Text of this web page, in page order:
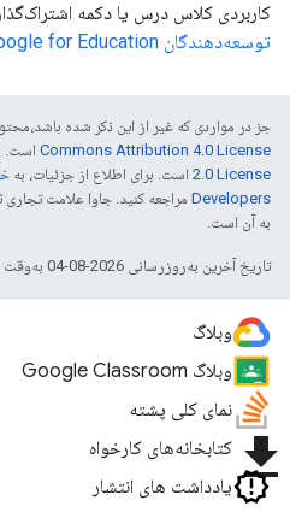
کاربردی کلاس درس یا دکمه
توسعه‌دهندگان Google for Education
جز در مواردی که غیر از این ذکر شده
Commons Attribution 4.0 License است.
2.0 License است. برای اطلاع از جزئیات، به
Developers‏
به آن است.
تاریخ آخرین به‌روزرسانی 2026-08-04 به‌وقت ساعت هماهنگ جهانی.
وبلاگ
وبلاگ Google Classroom
نمای کلی پشته
file_download کتابخانه‌های کارخواه
یادداشت های انتشار